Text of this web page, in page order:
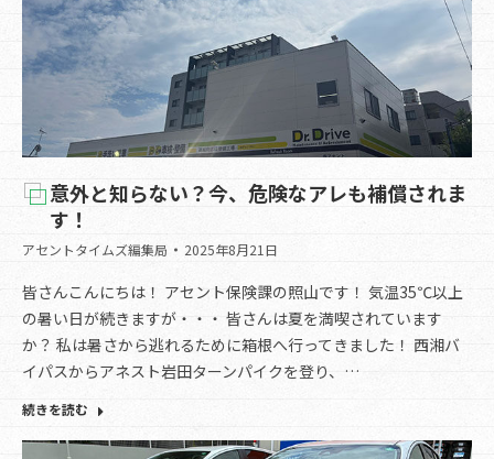
意外と知らない？今、危険なアレも補償されま
す！
アセントタイムズ編集局 2025年8月21日
皆さんこんにちは！ アセント保険課の照山です！ 気温35℃以上
の暑い日が続きますが・・・ 皆さんは夏を満喫されています
か？ 私は暑さから逃れるために箱根へ行ってきました！ 西湘バ
イパスからアネスト岩田ターンパイクを登り、…
続きを読む